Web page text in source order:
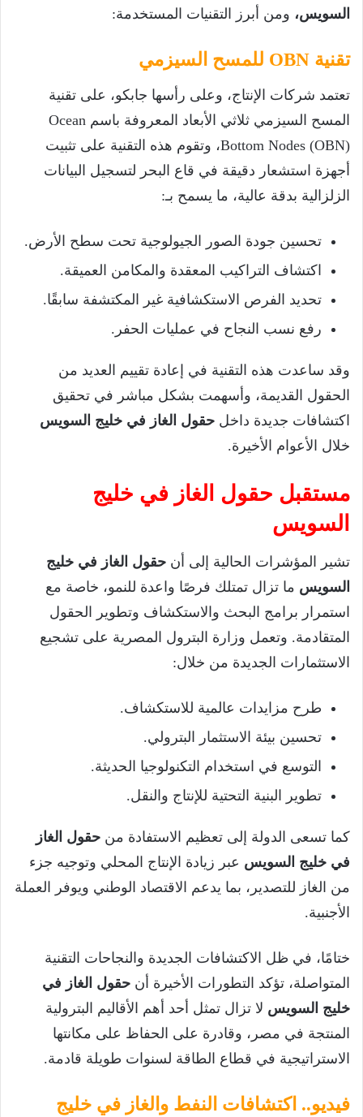
السويس، ومن أبرز التقنيات المستخدمة:
تقنية OBN للمسح السيزمي
تعتمد شركات الإنتاج، وعلى رأسها جابكو، على تقنية
المسح السيزمي ثلاثي الأبعاد المعروفة باسم Ocean
Bottom Nodes (OBN)، وتقوم هذه التقنية على تثبيت
أجهزة استشعار دقيقة في قاع البحر لتسجيل البيانات
الزلزالية بدقة عالية، ما يسمح بـ:
تحسين جودة الصور الجيولوجية تحت سطح الأرض.
اكتشاف التراكيب المعقدة والمكامن العميقة.
تحديد الفرص الاستكشافية غير المكتشفة سابقًا.
رفع نسب النجاح في عمليات الحفر.
وقد ساعدت هذه التقنية في إعادة تقييم العديد من
الحقول القديمة، وأسهمت بشكل مباشر في تحقيق
اكتشافات جديدة داخل حقول الغاز في خليج السويس
خلال الأعوام الأخيرة.
مستقبل حقول الغاز في خليج
السويس
تشير المؤشرات الحالية إلى أن حقول الغاز في خليج
السويس ما تزال تمتلك فرصًا واعدة للنمو، خاصة مع
استمرار برامج البحث والاستكشاف وتطوير الحقول
المتقادمة. وتعمل وزارة البترول المصرية على تشجيع
الاستثمارات الجديدة من خلال:
طرح مزايدات عالمية للاستكشاف.
تحسين بيئة الاستثمار البترولي.
التوسع في استخدام التكنولوجيا الحديثة.
تطوير البنية التحتية للإنتاج والنقل.
كما تسعى الدولة إلى تعظيم الاستفادة من حقول الغاز
في خليج السويس عبر زيادة الإنتاج المحلي وتوجيه جزء
من الغاز للتصدير، بما يدعم الاقتصاد الوطني ويوفر العملة
الأجنبية.
ختامًا، في ظل الاكتشافات الجديدة والنجاحات التقنية
المتواصلة، تؤكد التطورات الأخيرة أن حقول الغاز في
خليج السويس لا تزال تمثل أحد أهم الأقاليم البترولية
المنتجة في مصر، وقادرة على الحفاظ على مكانتها
الاستراتيجية في قطاع الطاقة لسنوات طويلة قادمة.
فيديو.. اكتشافات النفط والغاز في خليج